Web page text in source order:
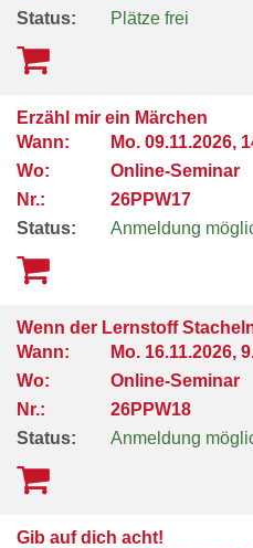
Status:
Plätze frei
Erzähl mir ein Märchen
Wann:
Mo. 09.11.2026,
Wo:
Online-Seminar
Nr.:
26PPW17
Status:
Anmeldung
Wenn der Lernstoff
Wann:
Mo. 16.11.2026,
Wo:
Online-Seminar
Nr.:
26PPW18
Status:
Anmeldung
Gib auf dich acht!